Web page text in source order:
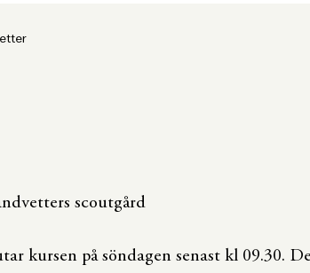
scoutgård
kursen på söndagen senast kl 09.30.